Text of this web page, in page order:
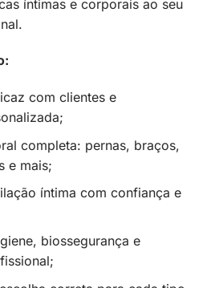
íntimas e corporais ao seu
com clientes e
completa: pernas, braços,
e mais;
íntima com confiança e
biossegurança e